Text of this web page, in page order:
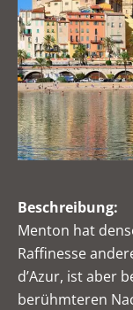
Beschreibung:
Menton hat
Raffinesse
d’Azur, ist aber
berühmteren